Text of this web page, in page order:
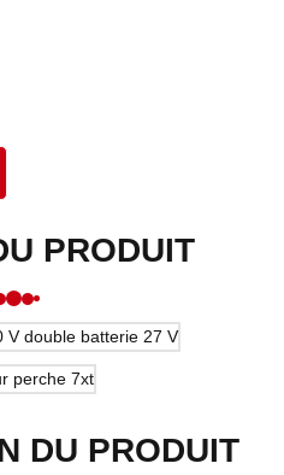
PRODUIT
DU PRODUIT